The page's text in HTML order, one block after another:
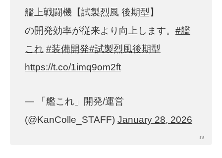
艦上戦闘機【試製烈風 後期型】
の開発効率が従来より向上します。 #艦
これ #装備開発#試製烈風後期型
https://t.co/1imq9om2ft
— 「艦これ」開発/運営
(@KanColle_STAFF) January 28, 2026